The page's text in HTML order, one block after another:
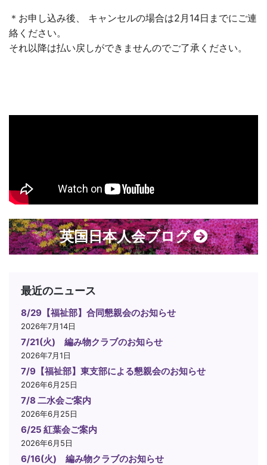
＊お申し込み後、 キャンセルの場合は2月14日までにご連
絡ください。
それ以降は払い戻しができませんのでご了承ください。
英国日本人会ブログ
最近のニュース
8/29【福祉部】合同懇親会のお知らせ
2026年7月14日
7/21(火) 編み物クラブのお知らせ
2026年7月1日
7/9【福祉部】東支部による懇親会のお知らせ
2026年6月25日
7/8 二水会ご案内
2026年6月25日
6/25 紅葉会ご案内
2026年6月5日
6/16(火) 編み物クラブのお知らせ